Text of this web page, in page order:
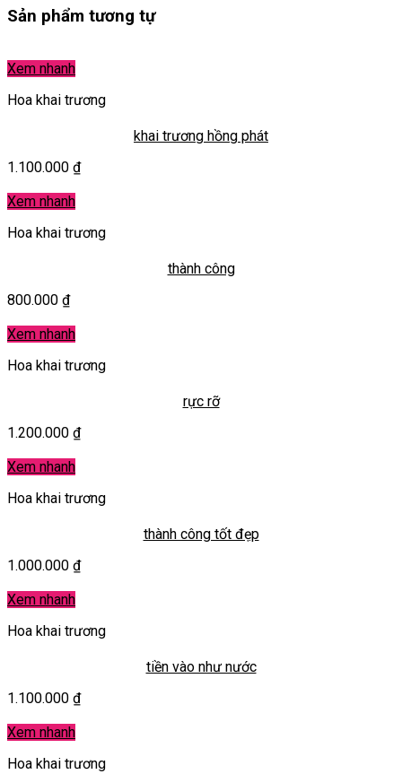
Sản phẩm tương tự
Xem nhanh
Hoa khai trương
khai trương hồng phát
1.100.000 ₫
Xem nhanh
Hoa khai trương
thành công
800.000 ₫
Xem nhanh
Hoa khai trương
rực rỡ
1.200.000 ₫
Xem nhanh
Hoa khai trương
thành công tốt đẹp
1.000.000 ₫
Xem nhanh
Hoa khai trương
tiền vào như nước
1.100.000 ₫
Xem nhanh
Hoa khai trương